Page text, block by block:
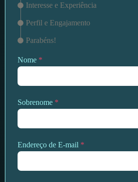
Interesse e Experiência
Perfil e Engajamento
Parabéns!
Nome *
Sobrenome *
Endereço de E-mail *